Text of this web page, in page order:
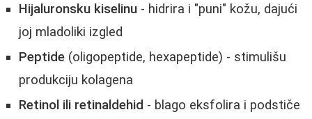
Hijaluronsku kiselinu - hidrira i "puni" kožu, dajući
joj mladoliki izgled
Peptide (oligopeptide, hexapeptide) - stimulišu
produkciju kolagena
Retinol ili retinaldehid - blago eksfolira i podstiče